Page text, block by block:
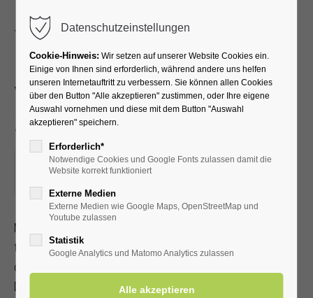
Yoga im Park für Leib und
Seele
15.10.2025, 10:00
Mit Achtsamkeit und Selbstliebe zu Gelassenheit, Ruhe und
tiefer Selbsterfahrung gelangen. Bei gutem Wetter findet
der 60-Minuten-Kurs im Kurpark statt. Bitte bringen Sie eine
Decke und ein Getränk mit. Bitte ¼ Std. vor Beginn
Datenschutzeinstellungen
Cookie-Hinweis: Wir setzen auf unserer Website Cookies ein.
Einige von Ihnen sind erforderlich, während andere uns helfen
unseren Internetauftritt zu verbessern. Sie können allen Cookies
über den Button "Alle akzeptieren" zustimmen, oder Ihre eigene
Auswahl vornehmen und diese mit dem Button "Auswahl
akzeptieren" speichern.
Erforderlich*
Notwendige Cookies und Google Fonts zulassen damit die
Website korrekt funktioniert
Externe Medien
Externe Medien wie Google Maps, OpenStreetMap und
Youtube zulassen
Statistik
Google Analytics und Matomo Analytics zulassen